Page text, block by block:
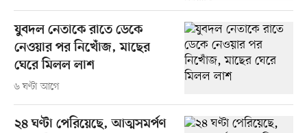
যুবদল নেতাকে রাতে ডেকে
নেওয়ার পর নিখোঁজ, মাছের
ঘেরে মিলল লাশ
৬ ঘণ্টা আগে
২৪ ঘণ্টা পেরিয়েছে, আত্মসমর্পণ